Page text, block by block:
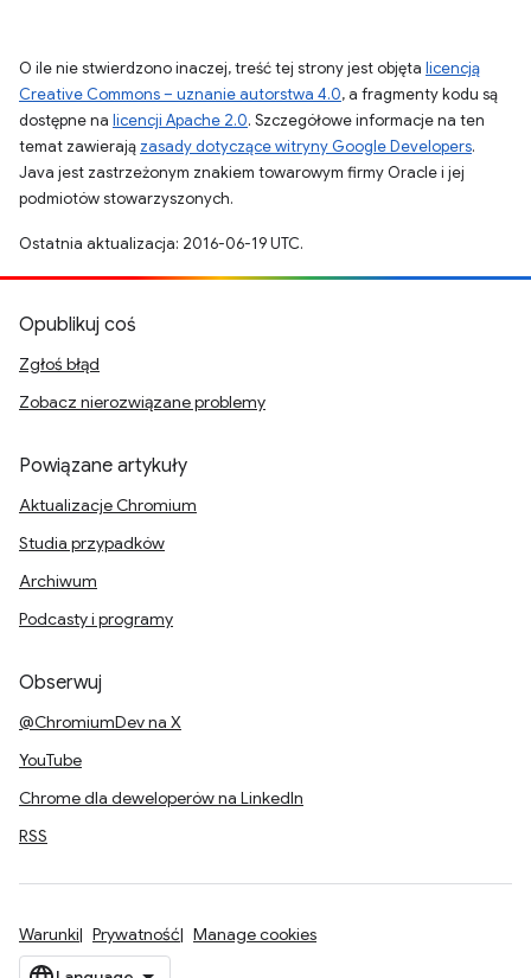
O ile nie stwierdzono inaczej, treść tej strony jest objęta licencją
Creative Commons – uznanie autorstwa 4.0, a fragmenty kodu są
dostępne na licencji Apache 2.0. Szczegółowe informacje na ten
temat zawierają zasady dotyczące witryny Google Developers.
Java jest zastrzeżonym znakiem towarowym firmy Oracle i jej
podmiotów stowarzyszonych.
Ostatnia aktualizacja: 2016-06-19 UTC.
Opublikuj coś
Zgłoś błąd
Zobacz nierozwiązane problemy
Powiązane artykuły
Aktualizacje Chromium
Studia przypadków
Archiwum
Podcasty i programy
Obserwuj
@ChromiumDev na X
YouTube
Chrome dla deweloperów na LinkedIn
RSS
Warunki Prywatność Manage cookies